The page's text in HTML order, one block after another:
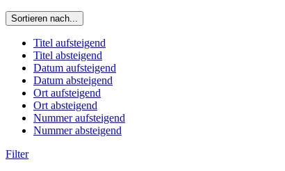
Sortieren nach...
Titel aufsteigend
Titel absteigend
Datum aufsteigend
Datum absteigend
Ort aufsteigend
Ort absteigend
Nummer aufsteigend
Nummer absteigend
Filter